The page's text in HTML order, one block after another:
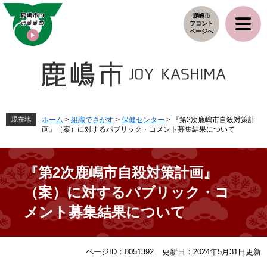
ペ
メ
鹿嶋市
フロント
ページへ
現在地 ホーム > 組織でさがす > 保健センター >
『第2次鹿嶋市自殺対策計
画』（案）に対するパブリック・コメント募集結果について
『第2次鹿嶋市自殺対策計画』
（案）に対するパブリック・コ
メント募集結果について
ページID：0051392 更新日：2024年5月31日更新